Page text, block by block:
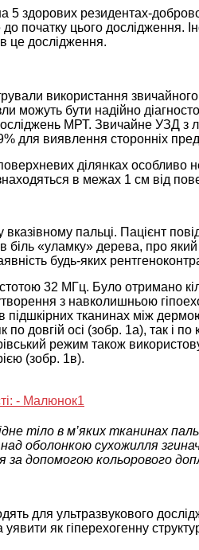
5 здорових резидентах-
початку цього дослідження.
це дослідження.
використання звичайного
можуть бути надійно
МРТ. Звичайне УЗД з
для виявлення сторонніх
ділянках особливо
в межах 1 см від
пальці. Пацієнт
біль «уламку» дерева, про
будь-яких
32 МГц. Було отримано
з навколишньою
тканинах між
довгій осі (зобр. 1а), так і по
режим також
(зобр. 1в).
тіло в м’яких тканинах
оболонкою сухожилля
за допомогою кольорового
для ультразвукового
як гіперехогенну